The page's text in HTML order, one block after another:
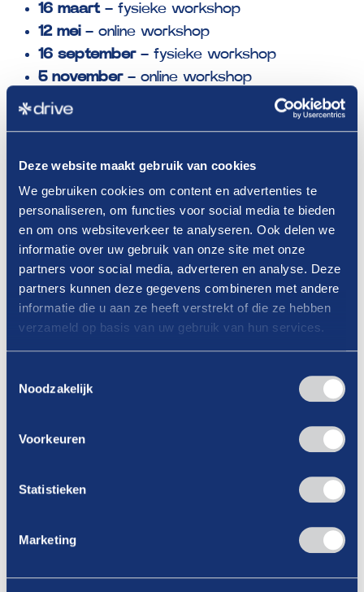
Deze website maakt gebruik van cookies
We gebruiken cookies om content en advertenties te
personaliseren, om functies voor social media te bieden
en om ons websiteverkeer te analyseren. Ook delen we
informatie over uw gebruik van onze site met onze
partners voor social media, adverteren en analyse. Deze
partners kunnen deze gegevens combineren met andere
informatie die u aan ze heeft verstrekt of die ze hebben
verzameld op basis van uw gebruik van hun services.
Noodzakelijk
Voorkeuren
Statistieken
Marketing
16 maart– fysieke workshop
12 mei– online workshop
16 september– fysieke workshop
5 november– online workshop
Wat kun je verwachten?
Tijdens één dagdeel ga je samen met een
ervaren arbodeskundige concreet aan de slag
maar direct toepasbaar op jouw bedrijf.
Persoonlijke begeleiding in een kleine
groep
Antwoord op jouw specifieke vragen
Na afloop heb je:
volledig afgestemd op jouw bedrijf
preventieve maatregelen
online RI&E-tool
en gezondere werkomgeving